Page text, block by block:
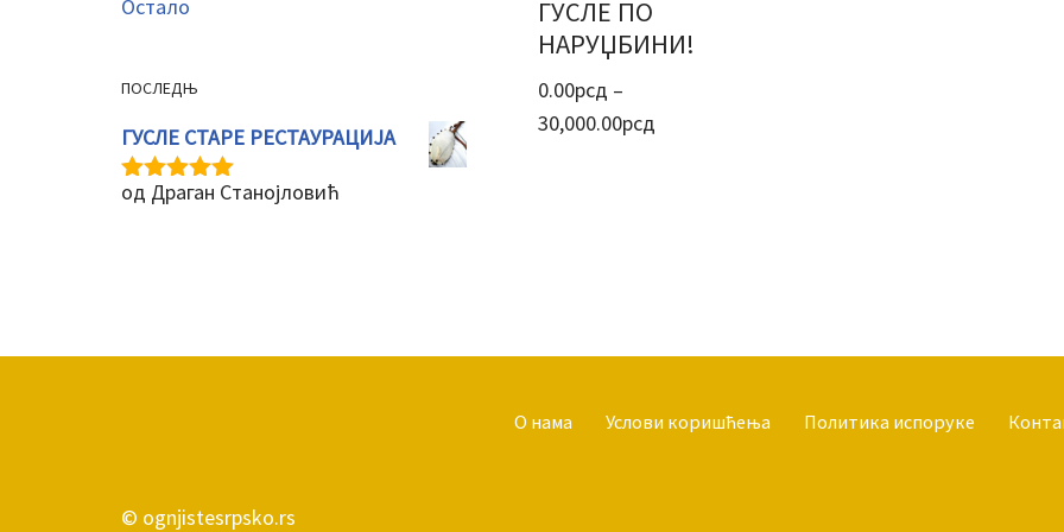
Остало
ПОСЛЕДЊ
ГУСЛЕ СТАРЕ РЕСТАУРАЦИЈА
Оцењено 5
од Драган Станојловић
ГУСЛЕ ПО
НАРУЏБИНИ!
0.00рсд –
30,000.00рсд
О нама Услови коришћења Политика испоруке
© ognjistesrpsko.rs